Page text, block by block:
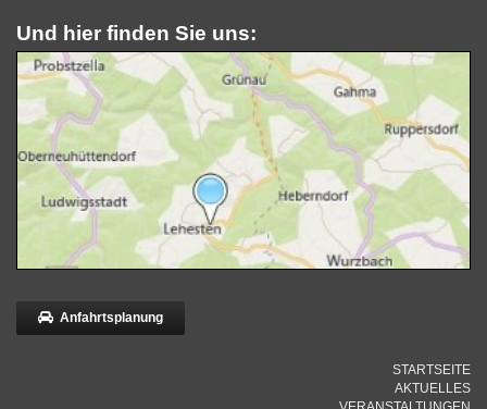
Und hier finden Sie uns:
Anfahrtsplanung
STARTSEITE
AKTUELLES